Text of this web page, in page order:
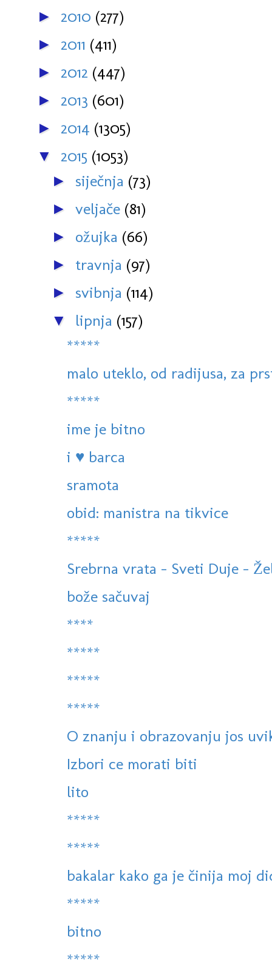
► 2010 (277)
► 2011 (411)
► 2012 (447)
► 2013 (601)
► 2014 (1305)
▼ 2015 (1053)
► siječnja (73)
► veljače (81)
► ožujka (66)
► travnja (97)
► svibnja (114)
▼ lipnja (157)
*****
malo uteklo, od radijusa, za
*****
ime je bitno
i ♥ barca
sramota
obid: manistra na tikvice
*****
Srebrna vrata - Sveti Duje -
bože sačuvaj
****
*****
*****
*****
O znanju i obrazovanju jos
Izbori ce morati biti
lito
*****
*****
bakalar kako ga je činija moj
*****
bitno
*****